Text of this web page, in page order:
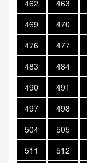
462 463
469
470
476
477
483
484
490
491
497
498
504
505
511
512